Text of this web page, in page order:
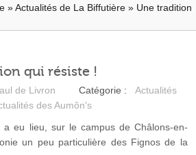
»Actualités de La Biffutière » Une tradition
qui résiste !
de Livron Catégorie :
Actualités
des Aumôn's
a eu lieu, sur le campus de Châlons-en-
un peu particulière des Fignos de la